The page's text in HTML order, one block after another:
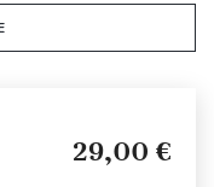
29,00 €